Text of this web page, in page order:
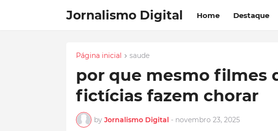
Jornalismo Digital Home Destaque
Página inicial saude
por que mesmo filmes
fictícias fazem chorar
by Jornalismo Digital - novembro 23, 2025